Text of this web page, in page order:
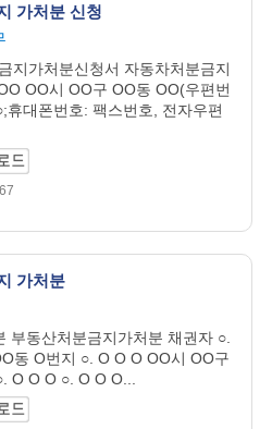
가처분 신청
지가처분신청서 자동차처분금지
OO시 OO구 OO동 OO(우편번
휴대폰번호: 팩스번호, 전자우편
가처분
부동산처분금지가처분 채권자 ○.
동 O번지 ○. O O O OO시 OO구
O O O ○. O O O...